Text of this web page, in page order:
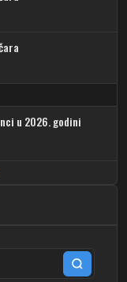
u 2026. godini